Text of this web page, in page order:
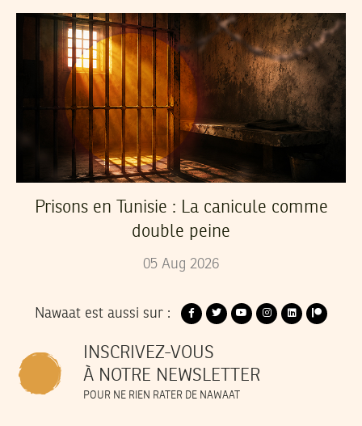
Prisons en Tunisie : La canicule comme
double peine
05 Aug 2026
Nawaat est aussi sur :
INSCRIVEZ-VOUS
À NOTRE NEWSLETTER
POUR NE RIEN RATER DE NAWAAT